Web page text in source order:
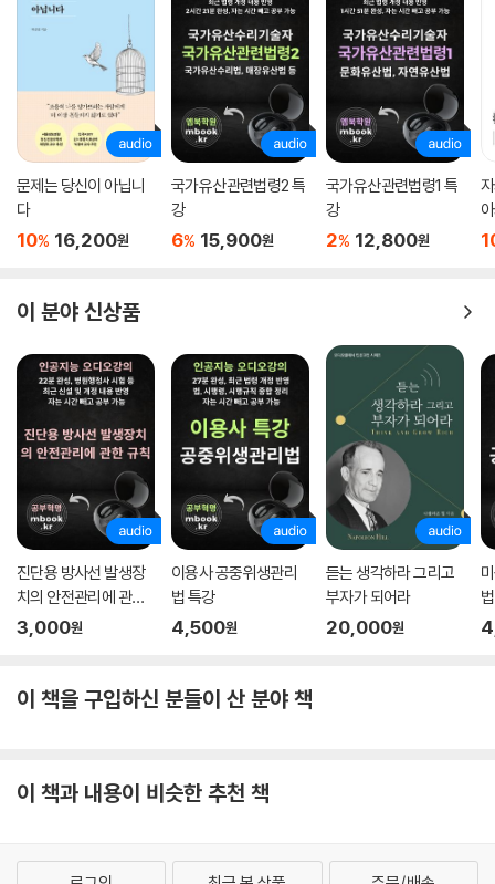
배웅 257
당신의 친절함이 만만함이 되지 않도록, 당신의 우아함이 가장 날카로운
무기가 되도록 이 책이 당신의 등 뒤를 지켜줄 것이다.
문제는 당신이 아닙니
다
10% 16,200원
국가유산관련법령2 특
강
6% 15,900원
국가유산관련법령1 특
강
2% 12,800원
이 분야 신상품
진단용 방사선 발생장
치의 안전관리에 관한
규칙 특강
3,000원
이용사 공중위생관리
법 특강
4,500원
듣는 생각하라 그리고
부자가 되어라
20,000원
이 책을 구입하신 분들이 산 분야 책
이 책과 내용이 비슷한 추천 책